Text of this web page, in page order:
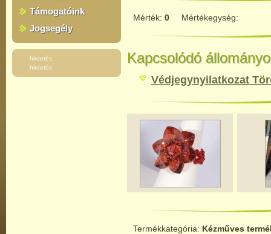
Támogatóink
Jogsegély
hirdetés
hirdetés
Mérték: 0 Mértékegység:
Kapcsolódó
Védjegynyilatkozat
Termékkategória: Kézműves